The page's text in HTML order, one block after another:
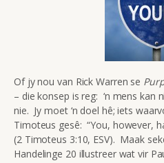
Of jy nou van Rick Warren se
– die konsep is reg: ‘n mens kan
nie. Jy moet ‘n doel hê; iets
Timoteus gesê: “You, however,
(2 Timoteus 3:10, ESV). Maak
Handelinge 20 illustreer wat vir